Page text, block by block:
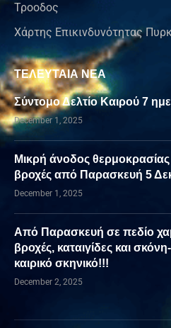
Τροοδος
Χάρτης Επικινδυνότητας
ΤΕΛΕΥΤΑΙΑ ΝΕΑ
Σύντομο Δελτίο Καιρού 7
December 1, 2025
Μικρή άνοδος θερμοκρασίας
βροχές από Παρασκευή 5
December 1, 2025
Από Παρασκευή σε πεδίο
βροχές, καταιγίδες και
καιρικό σκηνικό!!!
December 2, 2025